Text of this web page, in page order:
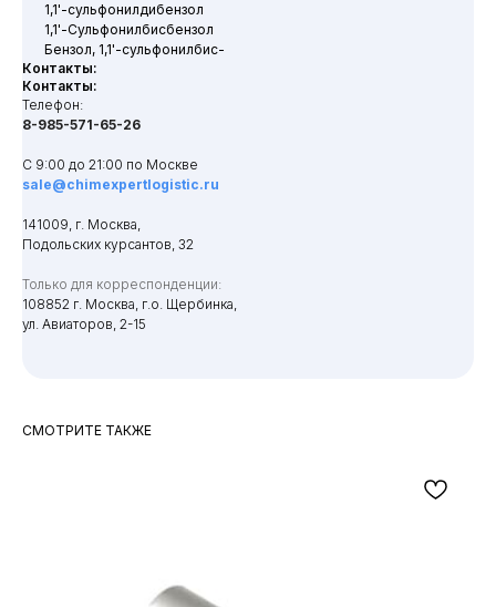
1,1'-сульфонилдибензол
1,1'-Сульфонилбисбензол
Бензол, 1,1'-сульфонилбис-
Контакты:
Контакты:
Телефон:
8-985-571-65-26
С 9:00 до 21:00 по Москве
sale@chimexpertlogistic.ru
141009, г. Москва,
Подольских курсантов, 32
Только для корреспонденции:
108852 г. Москва, г.о. Щербинка,
ул. Авиаторов, 2-15
СМОТРИТЕ ТАКЖЕ